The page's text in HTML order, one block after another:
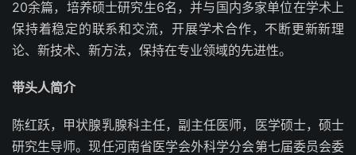
20余篇，培养硕士研究生6名，并与国内多家单位在学术上
保持着稳定的联系和交流，开展学术合作，不断更新新理
论、新技术、新方法，保持在专业领域的先进性。
带头人简介
陈红跃，甲状腺乳腺科主任，副主任医师，医学硕士，硕士
研究生导师。现任河南省医学会外科学分会第七届委员会委